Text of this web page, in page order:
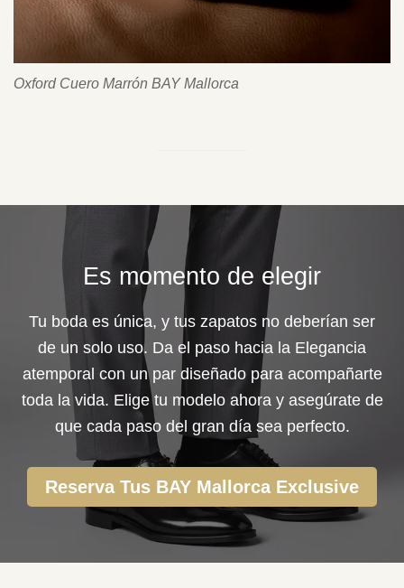
Oxford Cuero Marrón BAY Mallorca
Es momento de elegir
Tu boda es única, y tus zapatos no deberían ser
de un solo uso. Da el paso hacia la Elegancia
atemporal con un par diseñado para acompañarte
toda la vida. Elige tu modelo ahora y asegúrate de
que cada paso del gran día sea perfecto.
Reserva Tus BAY Mallorca Exclusive